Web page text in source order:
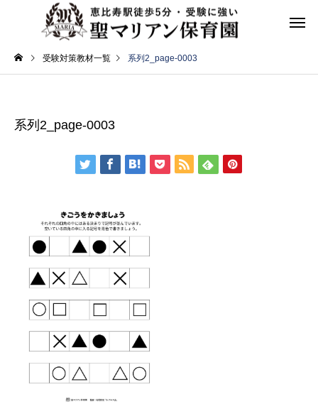
受験対策教材一覧 系列2_page-0003
系列2_page-0003